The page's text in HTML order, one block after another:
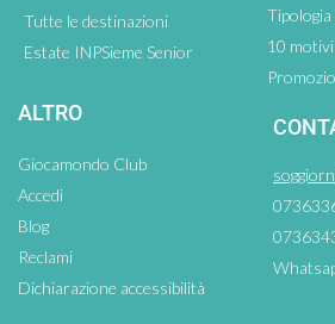
Tutte le destinazioni
Estate INPSieme Senior
10
ALTRO
Giocamondo Club
Accedi
Blog
Reclami
Dichiarazione accessibilità